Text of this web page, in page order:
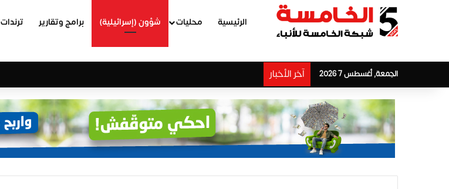
الرئيسية محليات شؤون (إسرائيلية) برامج وتقارير ترندات
الجمعة, أغسطس 7 2026 آخر الأخبار